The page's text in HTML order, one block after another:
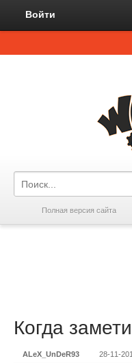
Войти
Полная версия сайта
Когда
ALeX_UnDeR93 28-11-